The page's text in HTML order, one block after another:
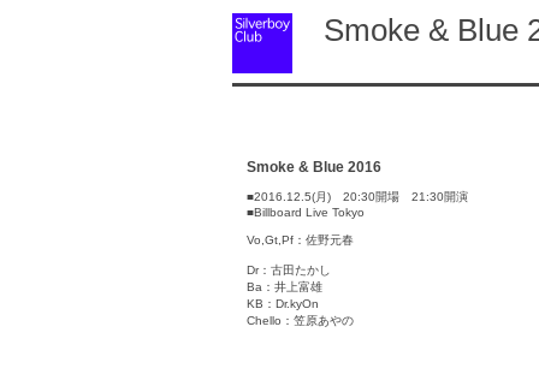
Smoke & Blue
Smoke & Blue 2016
■2016.12.5(月) 20:30開場 21:30開演
■Billboard Live Tokyo
Vo,Gt,Pf：佐野元春
Dr：古田たかし
Ba：井上富雄
KB：Dr.kyOn
Chello：笠原あやの